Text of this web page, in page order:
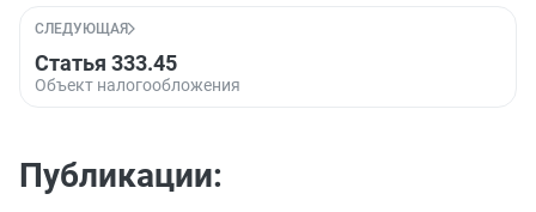
СЛЕДУЮЩАЯ
Статья 333.45
Объект налогообложения
Публикации: